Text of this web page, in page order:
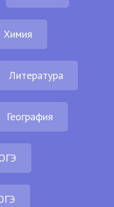
Химия
Литература
География